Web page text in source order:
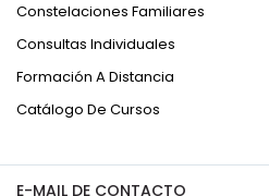
Constelaciones Familiares
Consultas Individuales
Formación A Distancia
Catálogo De Cursos
E-MAIL DE CONTACTO